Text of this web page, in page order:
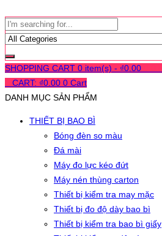
SHOPPING CART 0 item(s) - ₫0.00
CART: ₫0.00 0 Cart
DANH MỤC SẢN PHẨM
THIẾT BỊ BAO BÌ
Bóng đèn so màu
Đá mài
Máy đo lực kéo đứt
Máy nén thùng carton
Thiết bị kiểm tra may mặc
Thiết bị đo độ dày bao bì
Thiết bị kiểm tra bao bì giấy